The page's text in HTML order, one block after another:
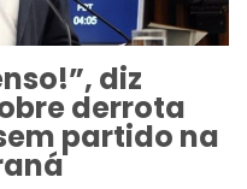
diz
derrota
partido na